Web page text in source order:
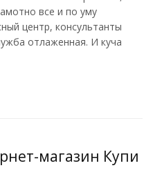
все и по уму
центр, консультанты
отлаженная. И куча
магазин Купи